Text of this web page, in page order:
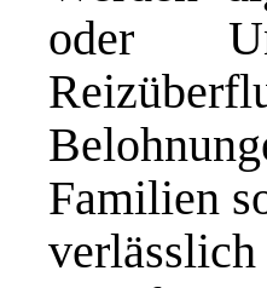
oder
Familien